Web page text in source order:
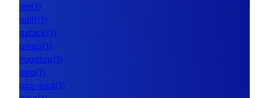
nm(1)
ndiff(1)
gstack(1)
pmap(1)
hugetop(1)
lsirq(1)
pcp-ipcs(1)